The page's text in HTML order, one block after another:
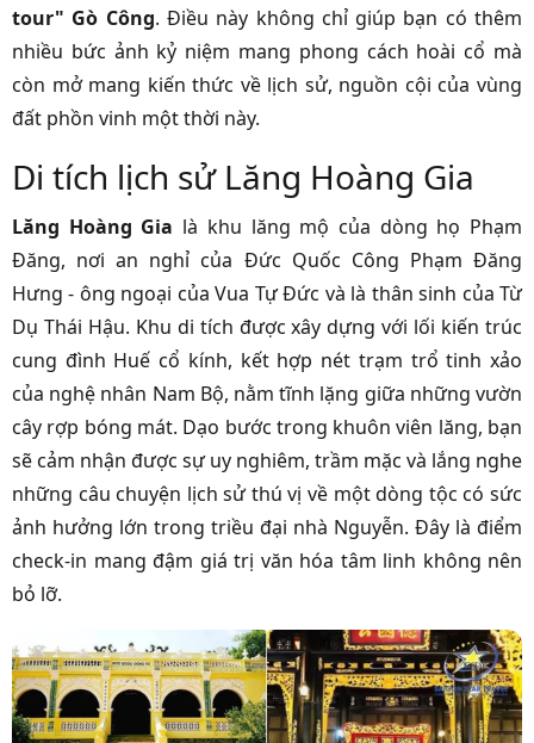
tour" Gò Công. Điều này không chỉ giúp bạn có thêm
nhiều bức ảnh kỷ niệm mang phong cách hoài cổ mà
còn mở mang kiến thức về lịch sử, nguồn cội của vùng
đất phồn vinh một thời này.
Di tích lịch sử Lăng Hoàng Gia
Lăng Hoàng Gia là khu lăng mộ của dòng họ Phạm
Đăng, nơi an nghỉ của Đức Quốc Công Phạm Đăng
Hưng - ông ngoại của Vua Tự Đức và là thân sinh của Từ
Dụ Thái Hậu. Khu di tích được xây dựng với lối kiến trúc
cung đình Huế cổ kính, kết hợp nét trạm trổ tinh xảo
của nghệ nhân Nam Bộ, nằm tĩnh lặng giữa những vườn
cây rợp bóng mát. Dạo bước trong khuôn viên lăng, bạn
sẽ cảm nhận được sự uy nghiêm, trầm mặc và lắng nghe
những câu chuyện lịch sử thú vị về một dòng tộc có sức
ảnh hưởng lớn trong triều đại nhà Nguyễn. Đây là điểm
check-in mang đậm giá trị văn hóa tâm linh không nên
bỏ lỡ.